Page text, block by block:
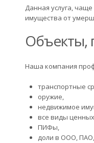
Данная услуга,
имущества от
Объекты,
Наша компания
транспортные
оружие,
недвижимое
все виды ценных
ПИФы,
доли в ООО,